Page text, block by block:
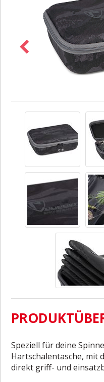
Speziell für deine
Hartschalentasche, mit
direkt griff- und